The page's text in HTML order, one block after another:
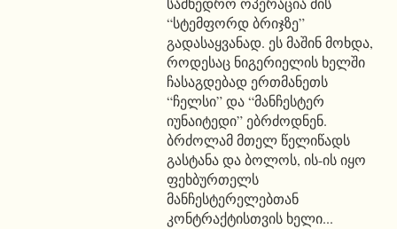
“სტემფორდ ბრიჯზე”
გადასაყვანად. ეს მაშინ მოხდა,
როდესაც ნიგერიელის ხელში
ჩასაგდებად ერთმანეთს
“ჩელსი” და “მანჩესტერ
იუნაიტედი” ებრძოდნენ.
ბრძოლამ მთელ წელიწადს
გასტანა და ბოლოს, ის-ის იყო
ფეხბურთელს
მანჩესტერელებთან
კონტრაქტისთვის ხელი...